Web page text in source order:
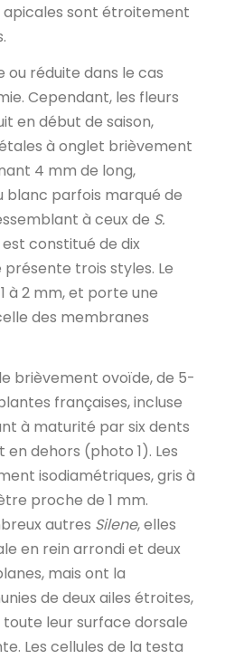
apicales sont étroitement
ou réduite dans le cas
Cependant, les fleurs
en début de saison,
à onglet brièvement
4 mm de long,
blanc parfois marqué de
à ceux de S.
est constitué de dix
trois styles. Le
à 2 mm, et porte une
des membranes
brièvement ovoïde, de 5-
françaises, incluse
à maturité par six dents
dehors (photo 1). Les
isodiamétriques, gris à
proche de 1 mm.
autres Silene, elles
en rein arrondi et deux
mais ont la
de deux ailes étroites,
leur surface dorsale
Les cellules de la testa